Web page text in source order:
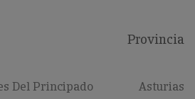
Provincia
Del Principado Asturias